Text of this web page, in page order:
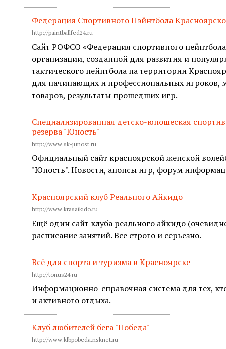
Федерация Спортивного Пэйнтбола
http://paintballfed24.ru
Сайт РОФСО «Федерация спортивного
организации, созданной для развития и
тактического пейнтбола на территории
для начинающих и профессиональных игроков,
товаров, результаты прошедших игр.
Специализированная детско-юношеская
резерва "Юность"
http://www.sk-junost.ru
Официальный сайт красноярской женской
"Юность". Новости, анонсы игр, форум
Красноярский клуб Реального Айкидо
http://www.krasaikido.ru
Ещё один сайт клуба реального айкидо
расписание занятий. Все строго и серьезно.
Всё для спорта и туризма в Красноярске
http://tonus24.ru
Информационно-справочная система для тех,
и активного отдыха.
Клуб любителей бега "Победа"
http://www.klbpobeda.nsknet.ru